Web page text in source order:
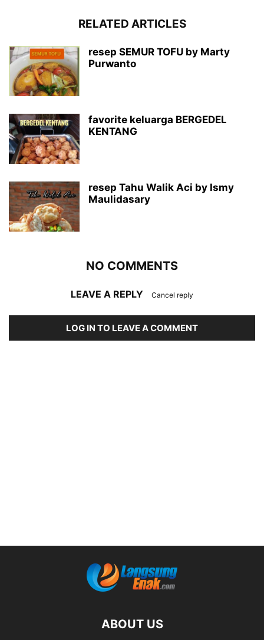
RELATED ARTICLES
resep SEMUR TOFU by Marty
Purwanto
favorite keluarga BERGEDEL
KENTANG
resep Tahu Walik Aci by Ismy
Maulidasary
NO COMMENTS
LEAVE A REPLY Cancel reply
LOG IN TO LEAVE A COMMENT
ABOUT US